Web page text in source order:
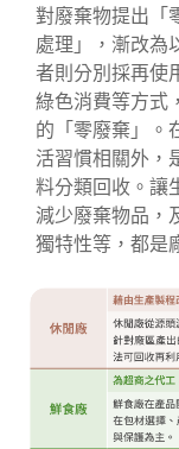
對廢棄物提出「
處理」，漸改為
者則分別採再使
綠色消費等方式
的「零廢棄」。
活習慣相關外，
料分類回收。讓
減少廢棄物品，
獨特性等，都是